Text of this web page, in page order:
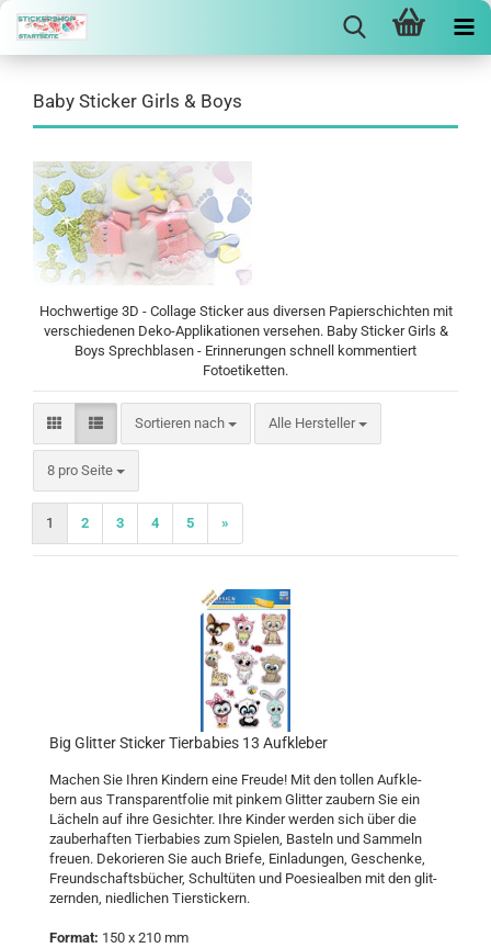
Baby Sticker Girls & Boys
Hochwertige 3D - Collage Sticker aus diversen Papierschichten mit
verschiedenen Deko-Applikationen versehen. Baby Sticker Girls &
Boys Sprechblasen - Erinnerungen schnell kommentiert
Fotoetiketten.
Sortieren nach
Sortieren nach Alle Hersteller
8 pro Seite
pro Seite
1 2 3 4 5 »
Big Glit­ter Sti­cker Tier­b­abies 13 Auf­kle­ber
Ma­chen Sie Ihren Kin­dern eine Freu­de! Mit den tol­len Auf­kle­
bern aus Trans­pa­rent­fo­lie mit pin­kem Glit­ter zau­bern Sie ein
Lä­cheln auf ihre Ge­sich­ter. Ihre Kin­der wer­den sich über die
zau­ber­haf­ten Tier­b­abies zum Spie­len, Bas­teln und Sam­meln
freu­en. De­ko­rie­ren Sie auch Brie­fe, Ein­la­dun­gen, Ge­schen­ke,
Freund­schafts­bü­cher, Schul­tü­ten und Poe­sie­al­ben mit den glit­
zern­den, nied­li­chen Tier­sti­ckern.
For­mat: 150 x 210 mm